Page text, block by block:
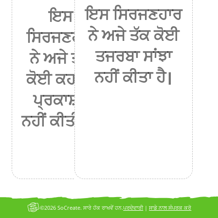
ਇਸ
ਸਿਰਜਣਹਾਰ
ਨੇ ਅਜੇ ਤੱਕ
ਕੋਈ ਕਹਾਣੀ
ਪ੍ਰਕਾਸ਼ਤ
ਨਹੀਂ ਕੀਤੀ ਹੈ।
ਇਸ ਸਿਰਜਣਹਾਰ
ਨੇ ਅਜੇ ਤੱਕ ਕੋਈ
ਤਜਰਬਾ ਸਾਂਝਾ
ਨਹੀਂ ਕੀਤਾ ਹੈ।
ਪਰਦੇਦਾਰੀ|ਸਾਡੇ ਨਾਲ ਸੰਪਰਕ ਕਰੋ
©2026 SoCreate. ਸਾਰੇ ਹੱਕ ਰਾਖਵੇਂ ਹਨ.